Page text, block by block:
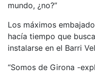
mundo, ¿no?”
Los máximos
hacía tiempo que
instalarse en el Barri
“Somos de Girona -